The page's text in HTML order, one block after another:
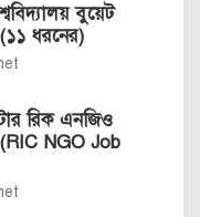
বুয়েট
ধরনের)
রিক এনজিও
(RIC NGO Job